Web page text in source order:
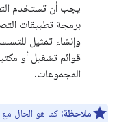
يجب أن تستخدم
برمجة تطبيقات
وإنشاء تمثيل
قوائم تشغيل أو
المجموعات.
ملاحظة: كما هو الحال